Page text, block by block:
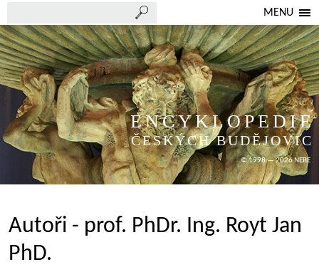
MENU
ENCYKLOPEDIE
ČESKÝCH BUDĚJOVIC
© 1998 — 2026 NEBE
Autoři - prof. PhDr. Ing. Royt Jan
PhD.